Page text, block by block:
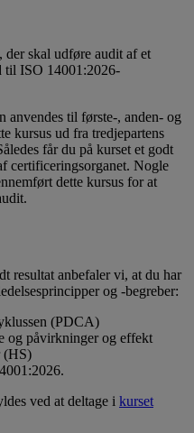
der skal udføre audit af et
til ISO 14001:2026-
anvendes til første-, anden- og
kursus ud fra tredjepartens
får du på kurset et godt
certificeringsorganet. Nogle
dette kursus for at
resultat anbefaler vi, at du har
og -begreber:
(PDCA)
og påvirkninger og effekt
(HS)
ved at deltage i kurset